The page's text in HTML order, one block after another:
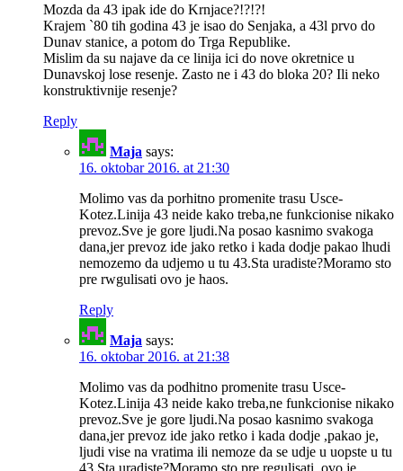
Mozda da 43 ipak ide do Krnjace?!?!?!
Krajem `80 tih godina 43 je isao do Senjaka, a 43l prvo do
Dunav stanice, a potom do Trga Republike.
Mislim da su najave da ce linija ici do nove okretnice u
Dunavskoj lose resenje. Zasto ne i 43 do bloka 20? Ili neko
konstruktivnije resenje?
Reply
Maja says:
16. oktobar 2016. at 21:30
Molimo vas da porhitno promenite trasu Usce-
Kotez.Linija 43 neide kako treba,ne funkcionise nikako
prevoz.Sve je gore ljudi.Na posao kasnimo svakoga
dana,jer prevoz ide jako retko i kada dodje pakao lhudi
nemozemo da udjemo u tu 43.Sta uradiste?Moramo sto
pre rwgulisati ovo je haos.
Reply
Maja says:
16. oktobar 2016. at 21:38
Molimo vas da podhitno promenite trasu Usce-
Kotez.Linija 43 neide kako treba,ne funkcionise nikako
prevoz.Sve je gore ljudi.Na posao kasnimo svakoga
dana,jer prevoz ide jako retko i kada dodje ,pakao je,
ljudi vise na vratima ili nemoze da se udje u uopste u tu
43.Sta uradiste?Moramo sto pre regulisati ,ovo je